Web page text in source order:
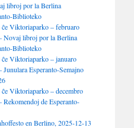
libroj por la Berlina
Biblioteko
ĉe Viktoriaparko – februaro
Novaj libroj por la Berlina
Biblioteko
ĉe Viktoriaparko – januaro
Junulara Esperanto-Semajno
Viktoriaparko – decembro
Rekomendoj de Esperanto-
en Berlino, 2025-12-13